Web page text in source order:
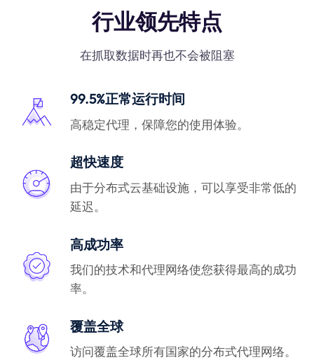
行业领先特点
在抓取数据时再也不会被阻塞
99.5%正常运行时间
高稳定代理，保障您的使用体验。
超快速度
由于分布式云基础设施，可以享受非常低的
延迟。
高成功率
我们的技术和代理网络使您获得最高的成功
率。
覆盖全球
访问覆盖全球所有国家的分布式代理网络。